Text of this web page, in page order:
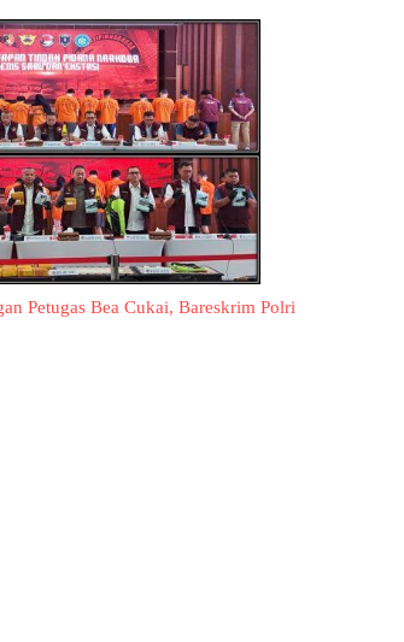
Petugas Bea Cukai, Bareskrim Polri